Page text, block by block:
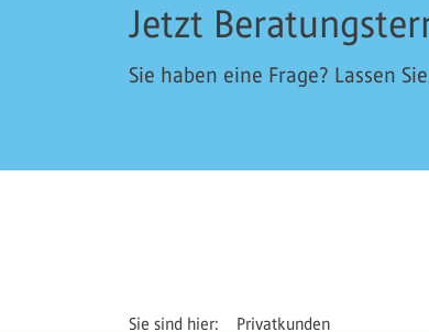
Jetzt
Sie haben eine Frage? Lassen
Privatkunden